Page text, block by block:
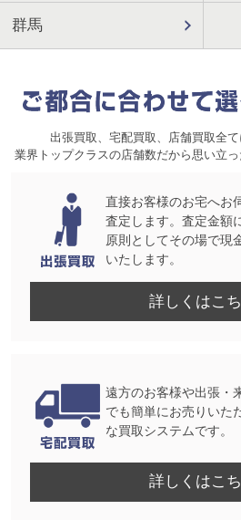
群馬
出張買取、宅配買取、店舗買取全て
業界トップクラスの店舗数だから思い立っ
直接お客様のお宅へお
査定します。査定金額
原則としてその場で現
いたします。
詳しくはこ
遠方のお客様や出張・
でも簡単にお売りいた
な買取システムです。
詳しくはこ